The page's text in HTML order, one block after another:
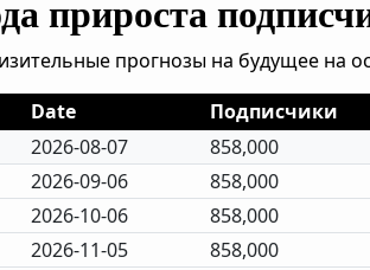
прироста
прогнозы на будущее на
Date Подписчики
2026-08-07 858,000
2026-09-06 858,000
2026-10-06 858,000
2026-11-05 858,000